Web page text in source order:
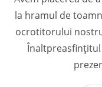
la hramul de
ocrotitorului